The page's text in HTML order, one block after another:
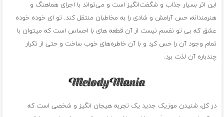
این اثر بسیار جذاب و شگفت‌انگیز است و می‌تواند با اجرای هماهنگ و
هنرمندانه، حس آرامش و شادی را به مخاطبان منتقل کند. تو ای خوده خوده
عشق که بی تو نفسم نیست از آن قطعه ‌های با احساس است که میتوان با
تمام وجود آن را حس کرد و با آن خاطره‌های خوب ساخت و حتی از تکرار
چندباره آن لذت برد.
در کل، شنیدن موزیک جدید یک تجربه هیجان انگیز و شخصی است که